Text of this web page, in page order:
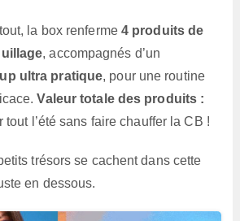
la box renferme 4 produits de
, accompagnés d’un
ultra pratique, pour une routine
Valeur totale des produits :
tout l’été sans faire chauffer la CB !
trésors se cachent dans cette
en dessous.